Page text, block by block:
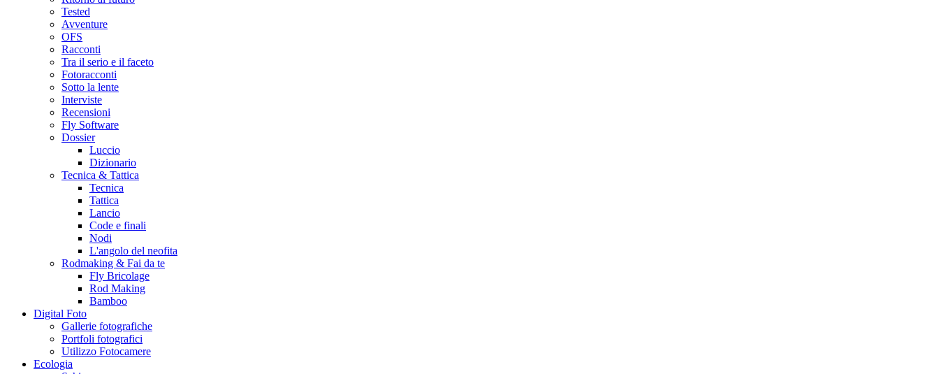
Tested
Avventure
OFS
Racconti
Tra il serio e il faceto
Fotoracconti
Sotto la lente
Interviste
Recensioni
Fly Software
Dossier
Luccio
Dizionario
Tecnica & Tattica
Tecnica
Tattica
Lancio
Code e finali
Nodi
L'angolo del neofita
Rodmaking & Fai da te
Fly Bricolage
Rod Making
Bamboo
Digital Foto
Gallerie fotografiche
Portfoli fotografici
Utilizzo Fotocamere
Ecologia